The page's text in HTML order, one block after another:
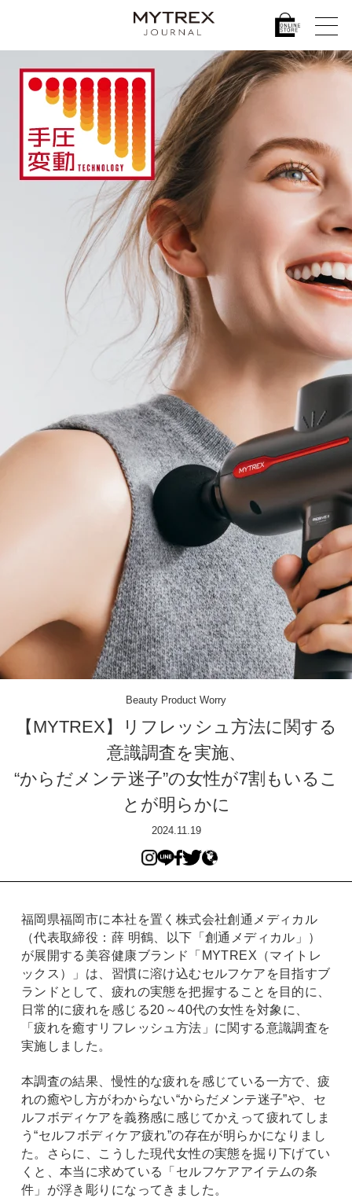
Beauty Product Worry
【MYTREX】リフレッシュ方法に関する
意識調査を実施、
“からだメンテ迷子”の女性が7割もいるこ
とが明らかに
2024.11.19
福岡県福岡市に本社を置く株式会社創通メディカル
（代表取締役：薛 明鶴、以下「創通メディカル」）
が展開する美容健康ブランド「MYTREX（マイトレ
ックス）」は、習慣に溶け込むセルフケアを目指すブ
ランドとして、疲れの実態を把握することを目的に、
日常的に疲れを感じる20～40代の女性を対象に、
「疲れを癒すリフレッシュ方法」に関する意識調査を
実施しました。
本調査の結果、慢性的な疲れを感じている一方で、疲
れの癒やし方がわからない“からだメンテ迷子”や、セ
ルフボディケアを義務感に感じてかえって疲れてしま
う“セルフボディケア疲れ”の存在が明らかになりまし
た。さらに、こうした現代女性の実態を掘り下げてい
くと、本当に求めている「セルフケアアイテムの条
件」が浮き彫りになってきました。